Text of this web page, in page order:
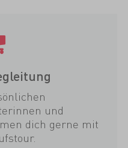
und
dich gerne mit